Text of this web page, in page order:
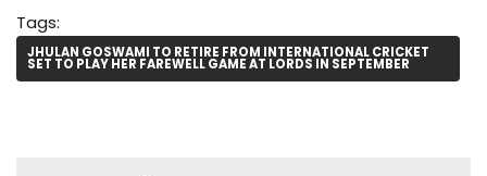
Tags:
JHULAN GOSWAMI TO RETIRE FROM INTERNATIONAL CRICKET
SET TO PLAY HER FAREWELL GAME AT LORDS IN SEPTEMBER